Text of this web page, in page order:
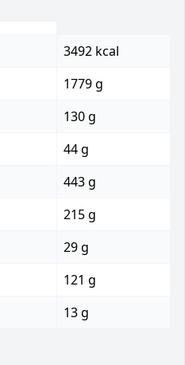
3492 kcal
1779 g
130 g
44 g
443 g
215 g
29 g
121 g
13 g